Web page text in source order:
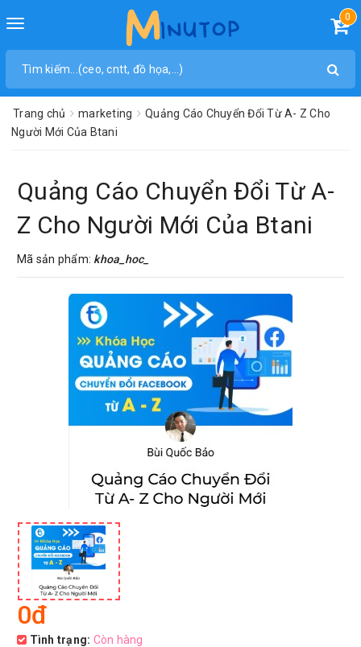
Toggle
0
Trang chủ marketing
Quảng Cáo Chuyển Đổi Từ A- Z Cho
Người Mới Của Btani
Quảng Cáo Chuyển Đổi Từ A-
Z Cho Người Mới Của Btani
Mã sản phẩm: khoa_hoc_
0đ
Tình trạng: Còn hàng